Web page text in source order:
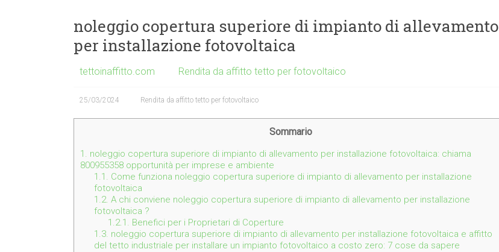
noleggio copertura superiore di impianto di allevamento
per installazione fotovoltaica
tettoinaffitto.com Rendita da affitto tetto per fotovoltaico
25/03/2024 Rendita da affitto tetto per fotovoltaico
Sommario
1. noleggio copertura superiore di impianto di allevamento per installazione fotovoltaica: chiama
800955358 opportunità per imprese e ambiente
1.1. Come funziona noleggio copertura superiore di impianto di allevamento per installazione
fotovoltaica
1.2. A chi conviene noleggio copertura superiore di impianto di allevamento per installazione
fotovoltaica ?
1.2.1. Benefici per i Proprietari di Coperture
1.3. noleggio copertura superiore di impianto di allevamento per installazione fotovoltaica e affitto
del tetto industriale per installare un impianto fotovoltaico a costo zero: 7 cose da sapere